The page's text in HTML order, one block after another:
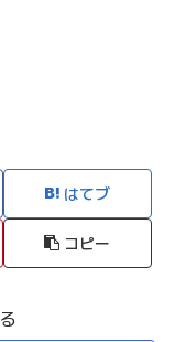
はてブ
コピー